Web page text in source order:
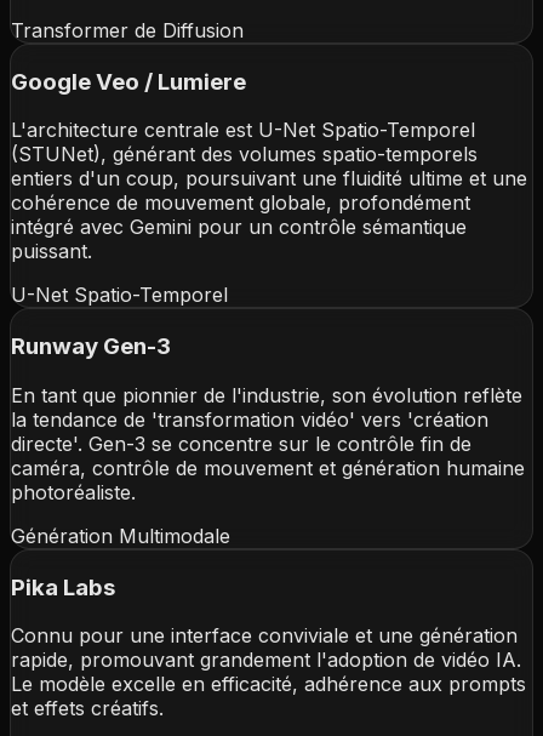
Transformer de Diffusion
Google Veo / Lumiere
L'architecture centrale est U-Net Spatio-Temporel
(STUNet), générant des volumes spatio-temporels
entiers d'un coup, poursuivant une fluidité ultime et une
cohérence de mouvement globale, profondément
intégré avec Gemini pour un contrôle sémantique
puissant.
U-Net Spatio-Temporel
Runway Gen-3
En tant que pionnier de l'industrie, son évolution reflète
la tendance de 'transformation vidéo' vers 'création
directe'. Gen-3 se concentre sur le contrôle fin de
caméra, contrôle de mouvement et génération humaine
photoréaliste.
Génération Multimodale
Pika Labs
Connu pour une interface conviviale et une génération
rapide, promouvant grandement l'adoption de vidéo IA.
Le modèle excelle en efficacité, adhérence aux prompts
et effets créatifs.